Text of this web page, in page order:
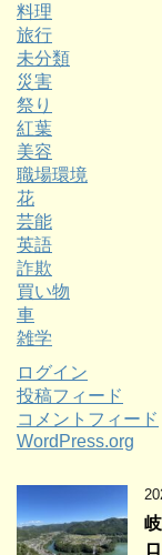
料理
旅行
未分類
災害
祭り
紅葉
美容
職場環境
花
芸能
英語
詐欺
買い物
車
雑学
ログイン
投稿フィード
コメントフィード
WordPress.org